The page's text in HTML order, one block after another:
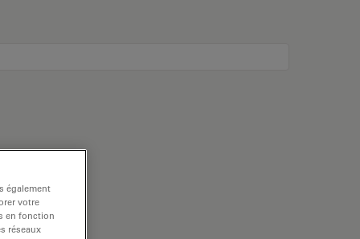
également
votre
en fonction
réseaux